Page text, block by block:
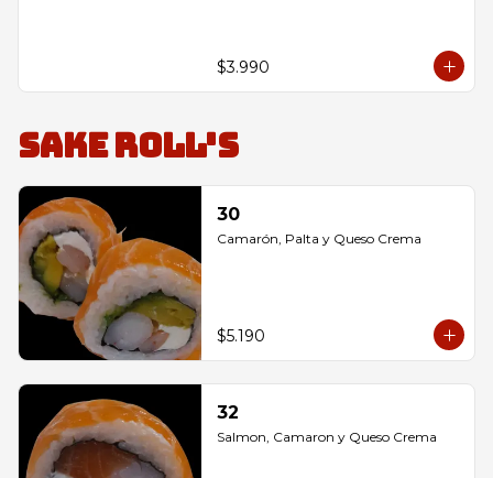
$3.990
Sake Roll's
30
Camarón, Palta y Queso Crema
$5.190
32
Salmon, Camaron y Queso Crema